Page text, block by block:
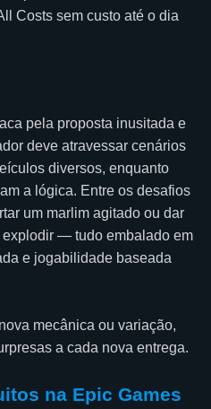
Costs sem custo até o dia
pela proposta inusitada e
deve atravessar cenários
diversos, enquanto
a lógica. Entre os desafios
um marlim agitado ou dar
explodir — tudo embalado em
e jogabilidade baseada
mecânica ou variação,
a cada nova entrega.
na Epic Games